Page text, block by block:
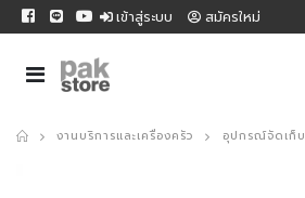
เข้าสู่ระบบ สมัครใหม่
งานบริการและเครื่องครัว อุปกรณ์จัดเก็บ